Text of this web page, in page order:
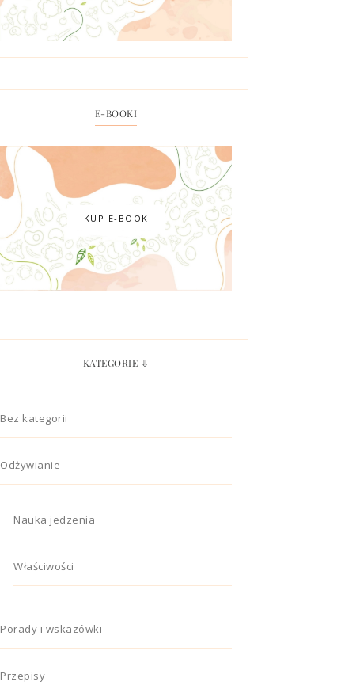
E-BOOKI
KUP E-BOOK
KATEGORIE ⇩
Bez kategorii
Odżywianie
Nauka jedzenia
Właściwości
Porady i wskazówki
Przepisy